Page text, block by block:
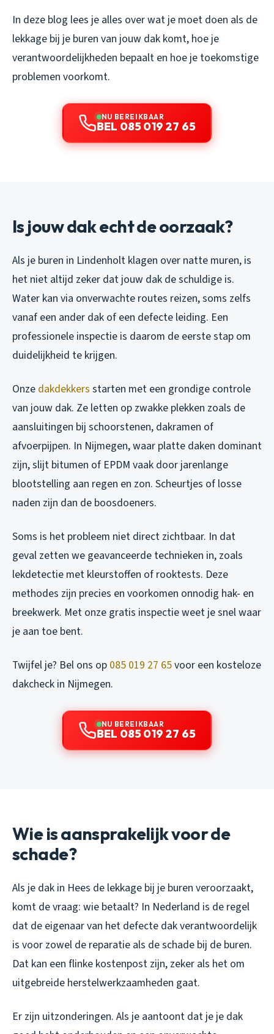
In deze blog lees je alles over wat je moet doen als de
lekkage bij je buren van jouw dak komt, hoe je
verantwoordelijkheden bepaalt en hoe je toekomstige
problemen voorkomt.
NU BEREIKBAAR
BEL 085 019 27 65
Is jouw dak echt de oorzaak?
Als je buren in Lindenholt klagen over natte muren, is
het niet altijd zeker dat jouw dak de schuldige is.
Water kan via onverwachte routes reizen, soms zelfs
vanaf een ander dak of een defecte leiding. Een
professionele inspectie is daarom de eerste stap om
duidelijkheid te krijgen.
Onze dakdekkers starten met een grondige controle
van jouw dak. Ze letten op zwakke plekken zoals de
aansluitingen bij schoorstenen, dakramen of
afvoerpijpen. In Nijmegen, waar platte daken dominant
zijn, slijt bitumen of EPDM vaak door jarenlange
blootstelling aan regen en zon. Scheurtjes of losse
naden zijn dan de boosdoeners.
Soms is het probleem niet direct zichtbaar. In dat
geval zetten we geavanceerde technieken in, zoals
lekdetectie met kleurstoffen of rooktests. Deze
methodes zijn precies en voorkomen onnodig hak- en
breekwerk. Met onze gratis inspectie weet je snel waar
je aan toe bent.
Twijfel je? Bel ons op 085 019 27 65voor een kosteloze
dakcheck in Nijmegen.
NU BEREIKBAAR
BEL 085 019 27 65
Wie is aansprakelijk voor de
schade?
Als je dak in Hees de lekkage bij je buren veroorzaakt,
komt de vraag: wie betaalt? In Nederland is de regel
dat de eigenaar van het defecte dak verantwoordelijk
is voor zowel de reparatie als de schade bij de buren.
Dat kan een flinke kostenpost zijn, zeker als het om
uitgebreide herstelwerkzaamheden gaat.
Er zijn uitzonderingen. Als je aantoont dat je je dak